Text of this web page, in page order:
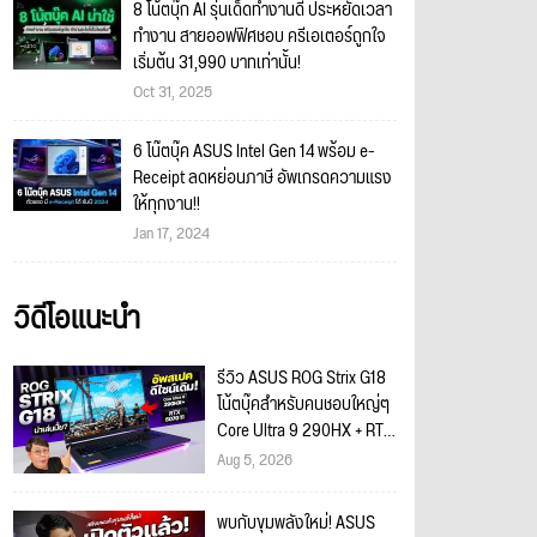
8 โน้ตบุ๊ก AI รุ่นเด็ดทำงานดี ประหยัดเวลา
ทำงาน สายออฟฟิศชอบ ครีเอเตอร์ถูกใจ
เริ่มต้น 31,990 บาทเท่านั้น!
Oct 31, 2025
6 โน๊ตบุ๊ค ASUS Intel Gen 14 พร้อม e-
Receipt ลดหย่อนภาษี อัพเกรดความแรง
ให้ทุกงาน!!
Jan 17, 2024
วิดีโอแนะนำ
รีวิว ASUS ROG Strix G18
โน้ตบุ๊คสำหรับคนชอบใหญ่ๆ
Core Ultra 9 290HX + RTX
5070 Ti น่าโดนขนาดไหน?
Aug 5, 2026
พบกับขุมพลังใหม่! ASUS